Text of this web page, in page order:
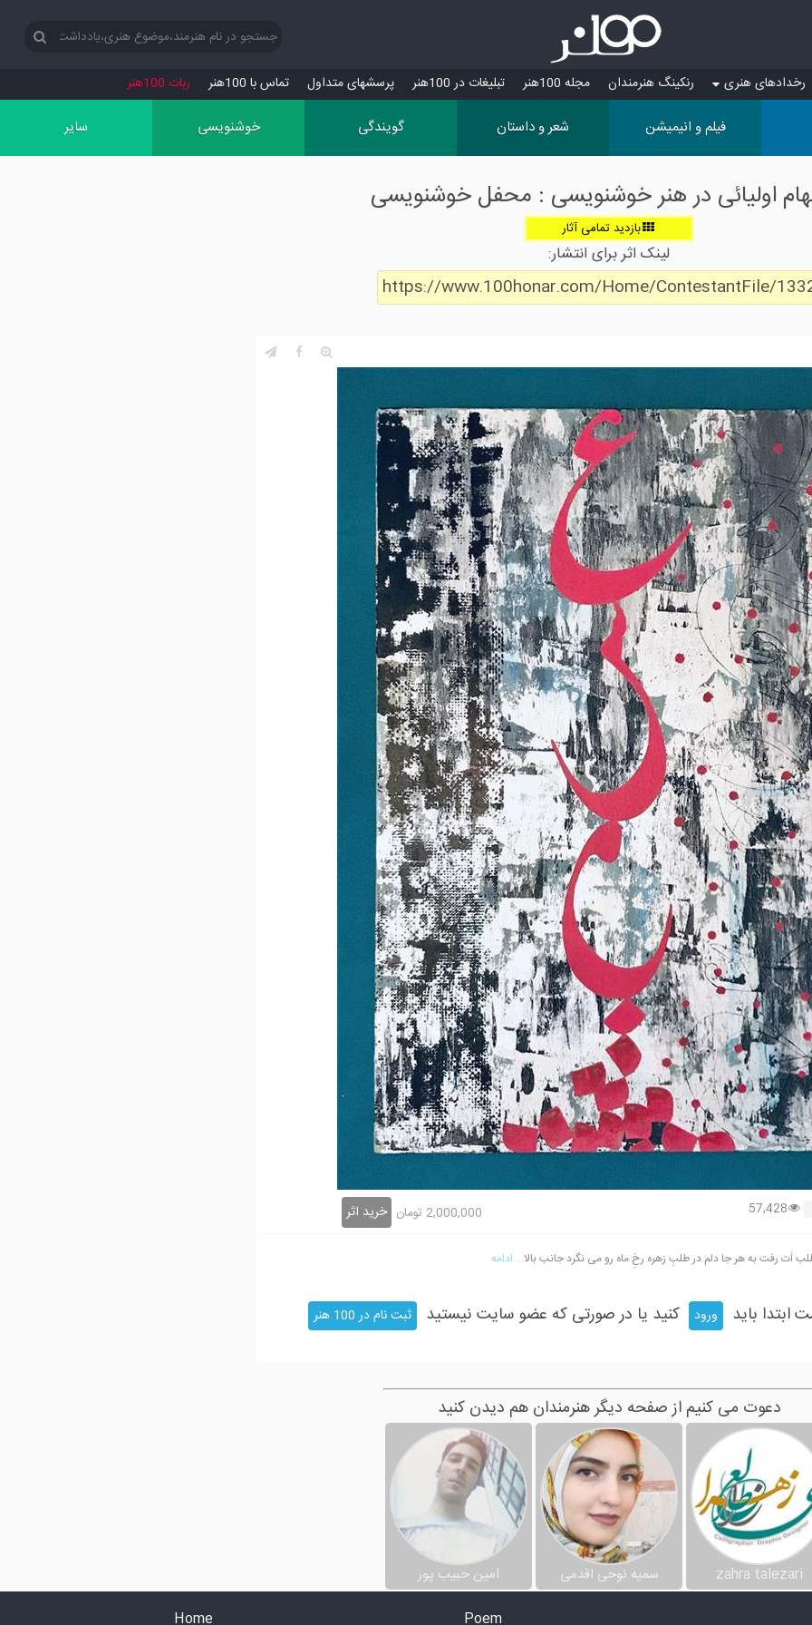
رخدادهای هنری رنکینگ هنرمندان مجله 100هنر تبلیغات در 100هنر پرسش‏های متداول تماس با 100هنر ربات 100هنر
فیلم و انیمیشن شعر و داستان گویندگی خوشنویسی سایر
اولیائی در هنر خوشنویسی : محفل خوشنویسی
بازدید تمامی آثار
لینک اثر برای انتشار:
https://www.100honar.com/Home/ContestantFile/
57,428
2,000,000 تومان خرید اثر
اَت رفت به هر جا دلم در طلبِ زهره رخِ ماه رو می نگرد جانب بالا... ادامه
ابتدا باید ورود کنید یا در صورتی که عضو سایت نیستید ثبت نام در 100 هنر
دعوت می کنیم از صفحه دیگر هنرمندان هم دیدن کنید
zahra talezari سمیه نوحی اقدمی
امین حبیب پور
Home
Poem